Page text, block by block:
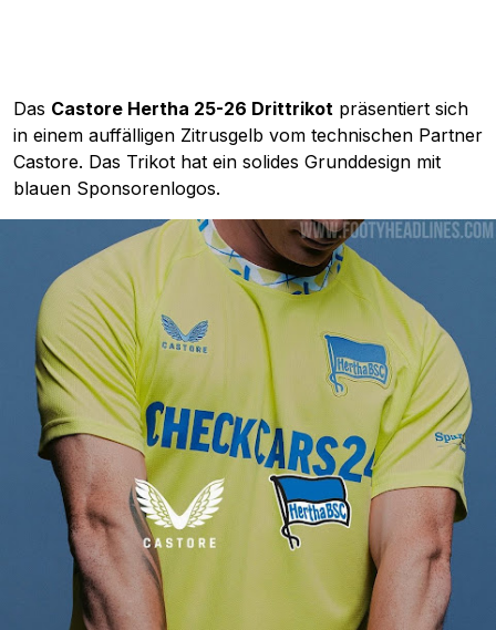
Das Castore Hertha 25-26 Drittrikot präsentiert sich
in einem auffälligen Zitrusgelb vom technischen Partner
Castore. Das Trikot hat ein solides Grunddesign mit
blauen Sponsorenlogos.